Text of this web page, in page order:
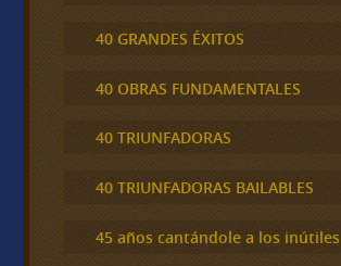
40 GRANDES ÉXITOS
40 OBRAS FUNDAMENTALES
40 TRIUNFADORAS
40 TRIUNFADORAS BAILABLES
45 años cantándole a los inútiles